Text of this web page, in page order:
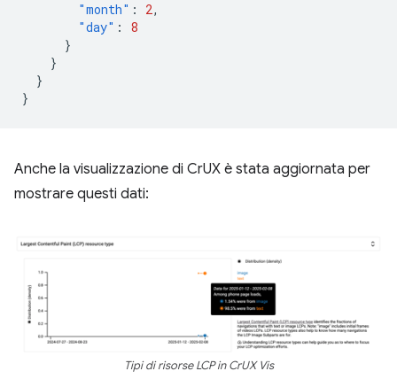
"month" : 2,
"day" :
8
}
}
}
}
Anche la visualizzazione di CrUX è stata aggiornata per
mostrare questi dati:
Tipi di risorse LCP in CrUX Vis